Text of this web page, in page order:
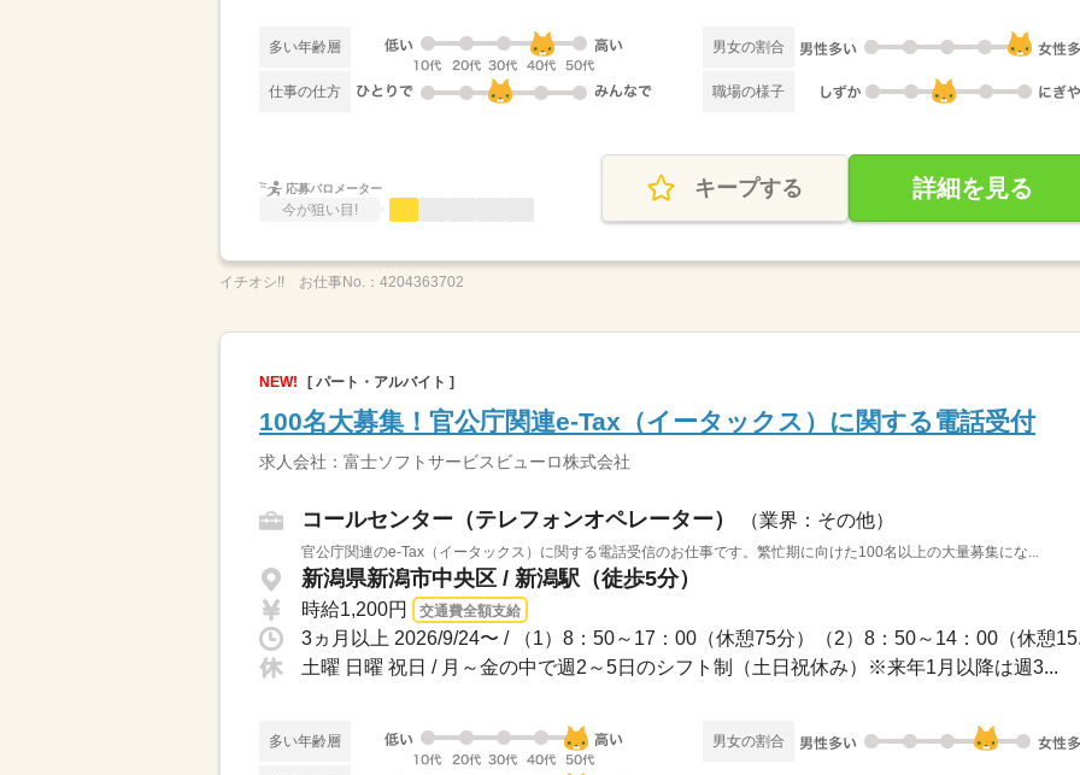
多い年齢層 男女の割合
仕事の仕方 職場の様子
応募バロメーター
今が狙い目!
キープする 詳細を見る
イチオシ!! お仕事No.： 4204363702
NEW! [ パート・アルバイト ]
100名大募集！官公庁関連e-Tax（イータックス）に関する電話受付
求人会社：富士ソフトサービスビューロ株式会社
コールセンター（テレフォンオペレーター） （業界：その他）
官公庁関連のe-Tax（イータックス）に関する電話受信のお仕事です。繁忙期に向けた100名以上の大量募集にな...
新潟県新潟市中央区 / 新潟駅（徒歩5分）
時給1,200円 交通費全額支給
3ヵ月以上 2026/9/24〜 / （1）8：50～17：00（休憩75分）（2）8：50～14：00（休憩
土曜 日曜 祝日 / 月～金の中で週2～5日のシフト制（土日祝休み）※来年1月以降は週3...
多い年齢層 男女の割合